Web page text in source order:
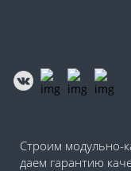
Строим модульно-
даем гарантию